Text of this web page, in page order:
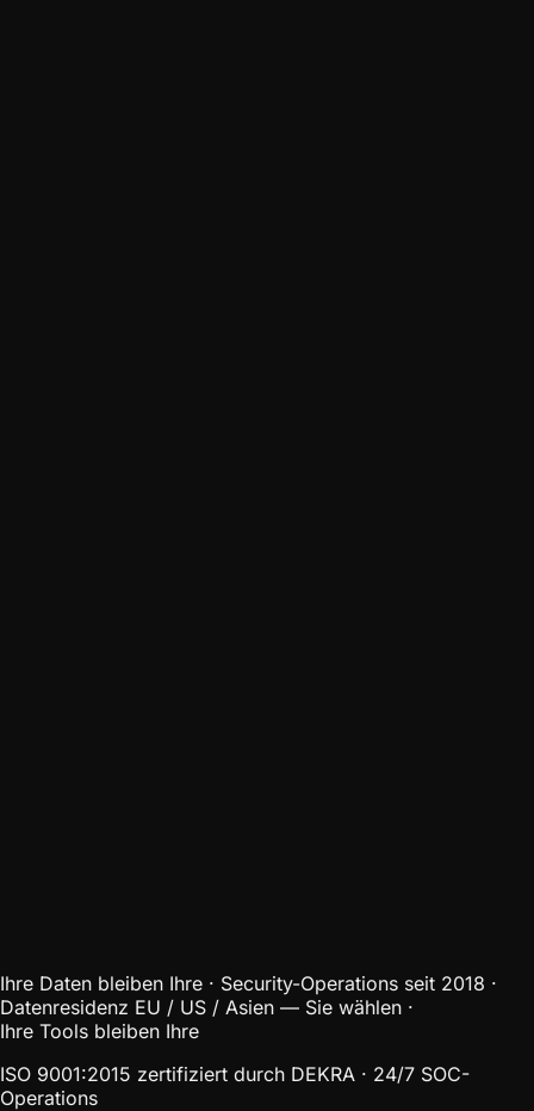
Ihre Daten bleiben Ihre · Security-Operations seit 2018 ·
Datenresidenz EU / US / Asien — Sie wählen ·
Ihre Tools bleiben Ihre
ISO 9001:2015 zertifiziert durch DEKRA · 24/7 SOC-
Operations